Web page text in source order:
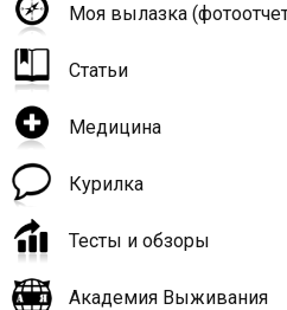
Моя вылазка
Статьи
Медицина
Курилка
Тесты и обзоры
Академия Выживания